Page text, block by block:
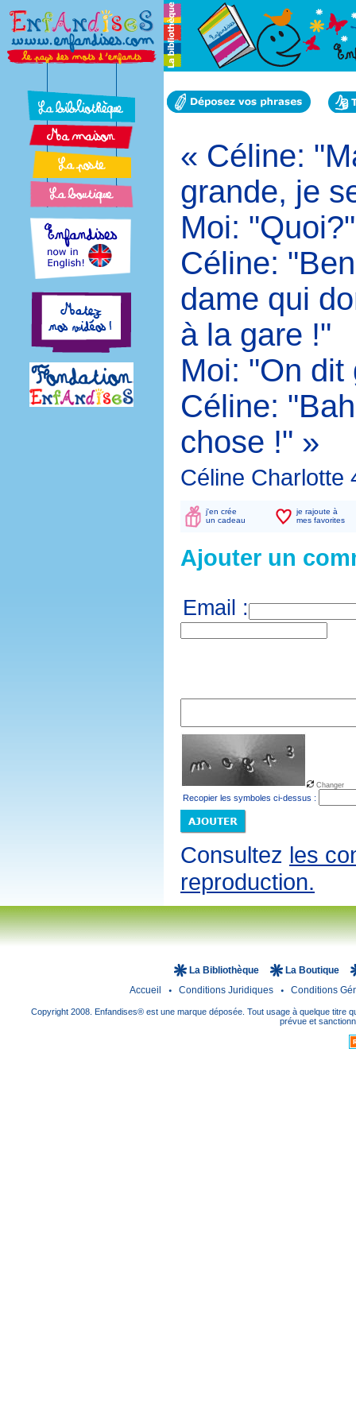
« Céline:
grande, je
Moi: "Quoi?"
Céline:
dame qui
à la gare !"
Moi: "On dit
Céline:
chose !" »
Céline Charlotte
j'en crée
un cadeau
je rajoute à
mes favorites
Ajouter un
Email :
Changer
Recopier les symboles ci-dessus :
Consultez les
reproduction.
La Bibliothèque
La Boutique
Accueil
Conditions Juridiques Conditions
Copyright 2008. Enfandises® est une marque déposée. Tout usage à quelque
prévue et